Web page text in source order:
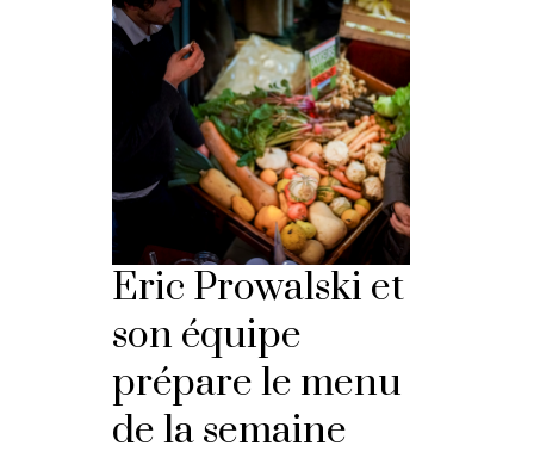
Eric Prowalski et
son équipe
prépare le menu
de la semaine